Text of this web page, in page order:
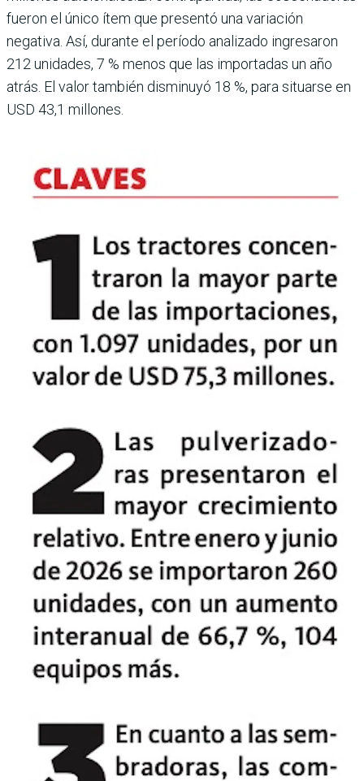
fueron el único ítem que presentó una variación
negativa. Así, durante el período anali­zado ingresaron
212 uni­dades, 7 % menos que las importadas un año
atrás. El valor también disminuyó 18 %, para situarse en
USD 43,1 millones.